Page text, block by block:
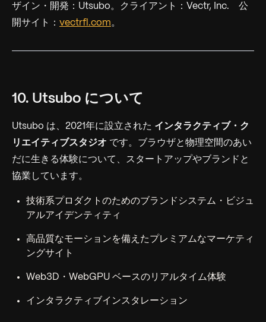
ザイン・開発：Utsubo。クライアント：Vectr, Inc. 公
開サイト： vectrfl.com 。
10. Utsubo について
Utsubo は、2021年に設立された インタラクティブ・ク
リエイティブスタジオ です。ブラウザと物理空間のあい
だに生きる体験について、スタートアップやブランドと
協業しています。
技術系プロダクトのためのブランドシステム・ビジュ
アルアイデンティティ
高品質なモーションを備えたプレミアムなマーケティ
ングサイト
Web3D・WebGPU ベースのリアルタイム体験
インタラクティブインスタレーション